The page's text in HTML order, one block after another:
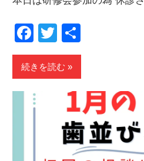
Facebook
Twitter
有
続きを読む